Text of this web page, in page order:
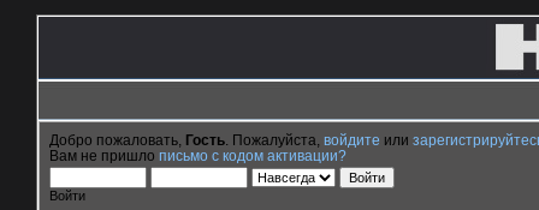
Добро пожаловать, Гость . Пожалуйста, войдите или
Вам не пришло письмо с кодом активации?
Войти